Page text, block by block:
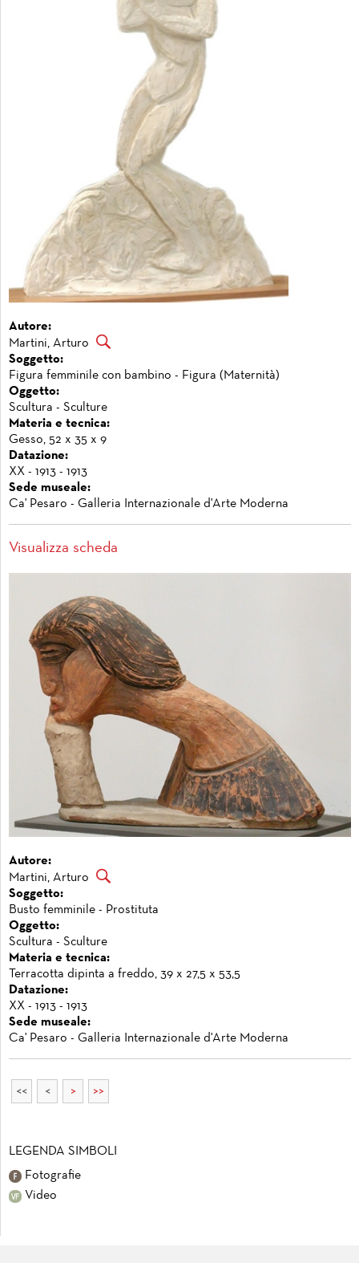
Autore:
Martini, Arturo
Soggetto:
Figura femminile con bambino - Figura (Maternità)
Oggetto:
Scultura - Sculture
Materia e tecnica:
Gesso, 52 x 35 x 9
Datazione:
XX - 1913 - 1913
Sede museale:
Ca' Pesaro - Galleria Internazionale d'Arte Moderna
Visualizza scheda
Autore:
Martini, Arturo
Soggetto:
Busto femminile - Prostituta
Oggetto:
Scultura - Sculture
Materia e tecnica:
Terracotta dipinta a freddo, 39 x 27,5 x 53,5
Datazione:
XX - 1913 - 1913
Sede museale:
Ca' Pesaro - Galleria Internazionale d'Arte Moderna
<< < > >>
LEGENDA SIMBOLI
Fotografie
Video